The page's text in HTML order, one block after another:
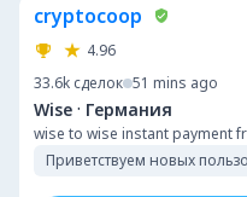
cryptocoop
4.96
33.6k сделок 51 mins ago
Wise · Германия
wise to wise instant payment
Приветствуем новых